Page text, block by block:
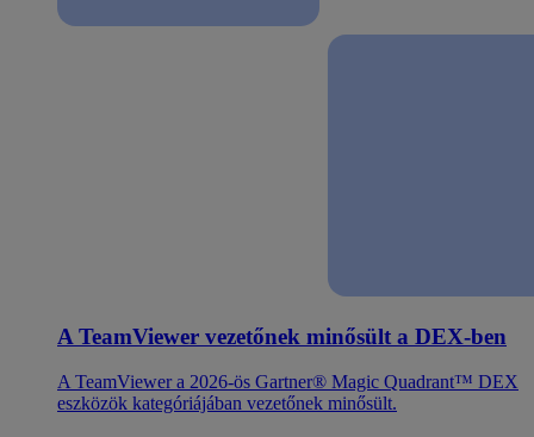
A TeamViewer vezetőnek minősült a DEX-ben
A TeamViewer a 2026-ös Gartner® Magic Quadrant™ DEX
eszközök kategóriájában vezetőnek minősült.